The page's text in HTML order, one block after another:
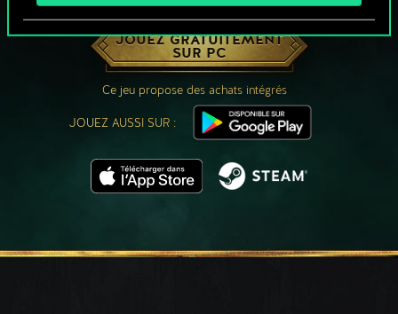
JOUEZ GRATUITEMENT
SUR PC
Ce jeu propose des achats intégrés
JOUEZ AUSSI SUR :